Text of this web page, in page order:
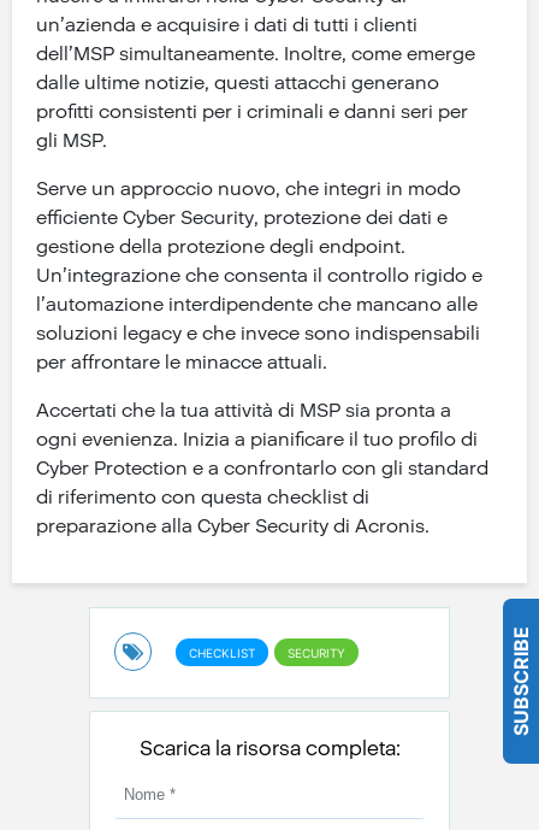
un’azienda e acquisire i dati di tutti i clienti
dell’MSP simultaneamente. Inoltre, come emerge
dalle ultime notizie, questi attacchi generano
profitti consistenti per i criminali e danni seri per
gli MSP.
Serve un approccio nuovo, che integri in modo
efficiente Cyber Security, protezione dei dati e
gestione della protezione degli endpoint.
Un’integrazione che consenta il controllo rigido e
l’automazione interdipendente che mancano alle
soluzioni legacy e che invece sono indispensabili
per affrontare le minacce attuali.
Accertati che la tua attività di MSP sia pronta a
ogni evenienza. Inizia a pianificare il tuo profilo di
Cyber Protection e a confrontarlo con gli standard
di riferimento con questa checklist di
preparazione alla Cyber Security di Acronis.
CHECKLIST SECURITY
Scarica la risorsa completa:
SUBSCRIBE